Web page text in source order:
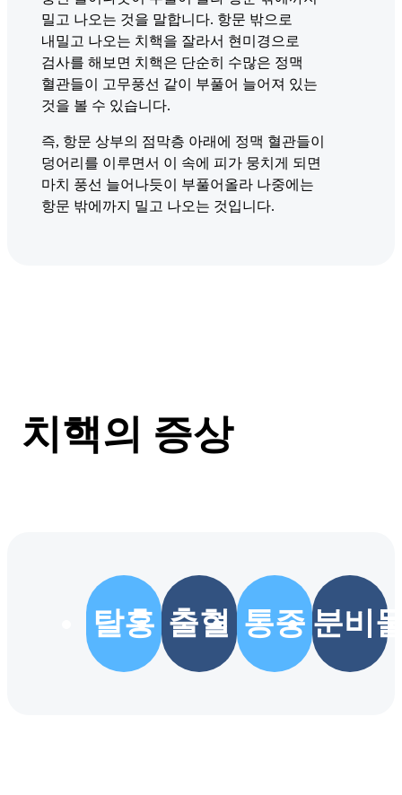
밀고 나오는 것을 말합니다. 항문 밖으로
내밀고 나오는 치핵을 잘라서 현미경으로
검사를 해보면 치핵은 단순히 수많은 정맥
혈관들이 고무풍선 같이 부풀어 늘어져 있는
것을 볼 수 있습니다.
즉, 항문 상부의 점막층 아래에 정맥 혈관들이
덩어리를 이루면서 이 속에 피가 뭉치게 되면
마치 풍선 늘어나듯이 부풀어올라 나중에는
항문 밖에까지 밀고 나오는 것입니다.
치핵의 증상
탈홍 출혈 통증 분비